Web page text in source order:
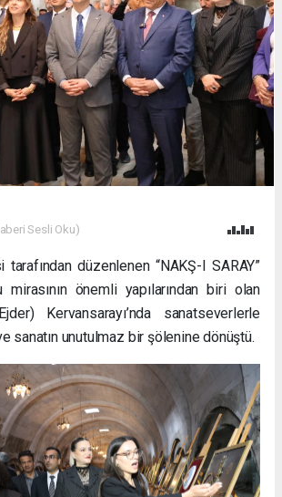
Sesli Oku)
tarafından düzenlenen “NAKŞ-I SARAY”
önemli yapılarından biri olan
Kervansarayı’nda sanatseverlerle
sanatın unutulmaz bir şölenine dönüştü.